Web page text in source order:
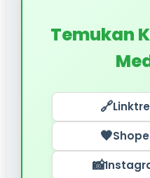
Temukan
🔗
🧡
📸